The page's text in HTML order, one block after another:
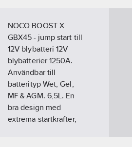
NOCO BOOST X
GBX45 - jump start till
12V blybatteri 12V
blybatterier 1250A.
Användbar till
batterityp Wet, Gel,
MF & AGM. 6,5L. En
bra design med
extrema startkrafter,